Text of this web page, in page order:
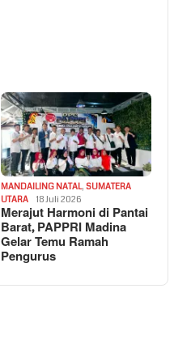
MANDAILING NATAL, SUMATERA
UTARA
18 Juli 2026
Merajut Harmoni di Pantai
Barat, PAPPRI Madina
Gelar Temu Ramah
Pengurus